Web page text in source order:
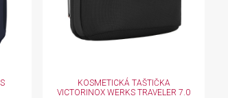
KOSMETICKÁ TAŠTIČKA
VICTORINOX WERKS TRAVELER 7.0